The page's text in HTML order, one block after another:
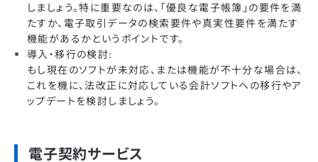
しましょう。特に重要なのは、「優良な電子帳簿」の要件を満
たすか、電子取引データの検索要件や真実性要件を満たす
機能があるかというポイントです。
導入・移行の検討:
もし現在のソフトが未対応、または機能が不十分な場合は、
これを機に、法改正に対応している会計ソフトへの移行やア
ップデートを検討しましょう。
電子契約サービス